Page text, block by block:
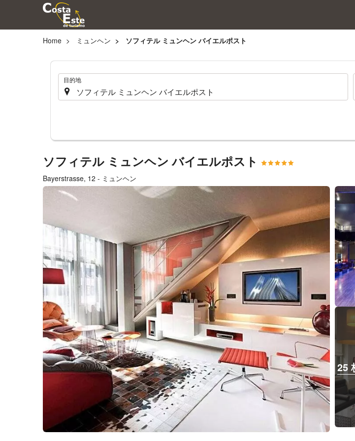
Home ミュンヘン ソフィテル ミュンヘン バイエルポスト
. 目的地 .
ソフィテル ミュンヘン バイエルポスト
Bayerstrasse, 12 - ミュンヘン
25